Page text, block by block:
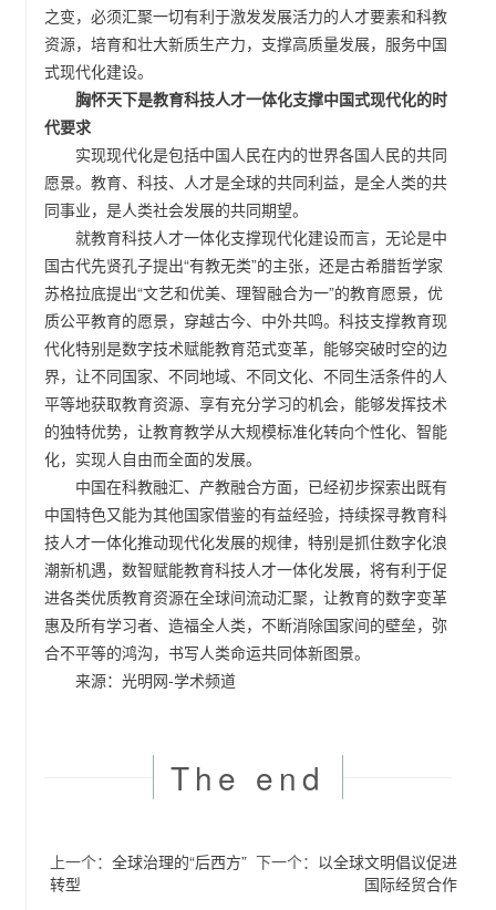
之变，必须汇聚一切有利于激发发展活力的人才要素和科教
资源，培育和壮大新质生产力，支撑高质量发展，服务中国
式现代化建设。
胸怀天下是教育科技人才一体化支撑中国式现代化的时
代要求
实现现代化是包括中国人民在内的世界各国人民的共同
愿景。教育、科技、人才是全球的共同利益，是全人类的共
同事业，是人类社会发展的共同期望。
就教育科技人才一体化支撑现代化建设而言，无论是中
国古代先贤孔子提出“有教无类”的主张，还是古希腊哲学家
苏格拉底提出“文艺和优美、理智融合为一”的教育愿景，优
质公平教育的愿景，穿越古今、中外共鸣。科技支撑教育现
代化特别是数字技术赋能教育范式变革，能够突破时空的边
界，让不同国家、不同地域、不同文化、不同生活条件的人
平等地获取教育资源、享有充分学习的机会，能够发挥技术
的独特优势，让教育教学从大规模标准化转向个性化、智能
化，实现人自由而全面的发展。
中国在科教融汇、产教融合方面，已经初步探索出既有
中国特色又能为其他国家借鉴的有益经验，持续探寻教育科
技人才一体化推动现代化发展的规律，特别是抓住数字化浪
潮新机遇，数智赋能教育科技人才一体化发展，将有利于促
进各类优质教育资源在全球间流动汇聚，让教育的数字变革
惠及所有学习者、造福全人类，不断消除国家间的壁垒，弥
合不平等的鸿沟，书写人类命运共同体新图景。
来源：光明网-学术频道
The end
上一个： 全球治理的“后西方”
转型
下一个： 以全球文明倡议促进
国际经贸合作